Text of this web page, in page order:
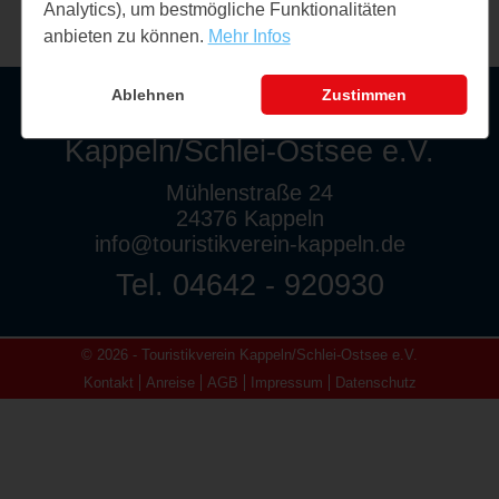
Touristikverein
Kappeln/Schlei-Ostsee e.V.
Mühlenstraße 24
24376 Kappeln
info@touristikverein-kappeln.de
Tel. 04642 - 920930
© 2026 - Touristikverein Kappeln/Schlei-Ostsee e.V.
Kontakt
Anreise AGB Impressum Datenschutz
Analytics), um bestmögliche Funktionalitäten
anbieten zu können. Mehr Infos
Ablehnen Zustimmen